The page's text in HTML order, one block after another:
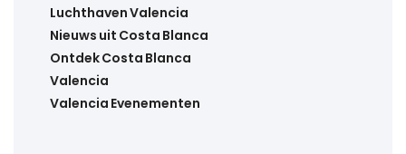
Luchthaven Valencia
Nieuws uit Costa Blanca
Ontdek Costa Blanca
Valencia
Valencia Evenementen